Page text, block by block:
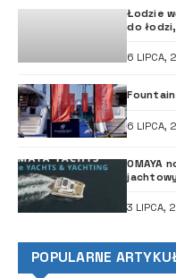
Łodzie
do
6 LIPCA,
6 LIPCA,
OMAYA
3 LIPCA,
POPULARNE